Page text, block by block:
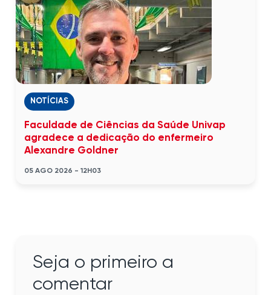
NOTÍCIAS
Faculdade de Ciências da Saúde Univap
agradece a dedicação do enfermeiro
Alexandre Goldner
05 AGO 2026 - 12H03
Seja o primeiro a
comentar